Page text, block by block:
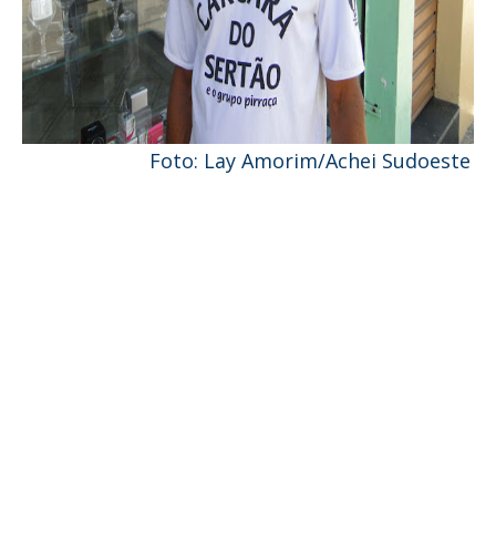
Foto: Lay Amorim/Achei Sudoeste